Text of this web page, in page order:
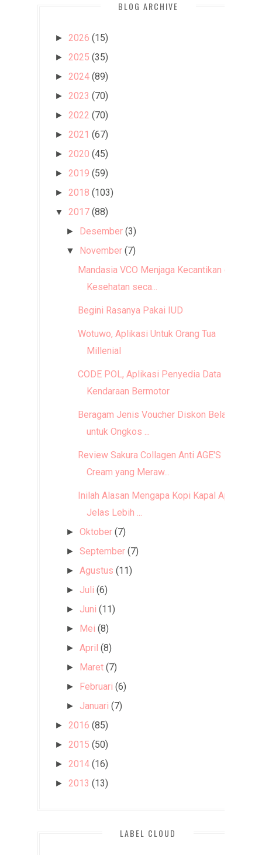
BLOG ARCHIVE
► 2026 (15)
► 2025 (35)
► 2024 (89)
► 2023 (70)
► 2022 (70)
► 2021 (67)
► 2020 (45)
► 2019 (59)
► 2018 (103)
▼ 2017 (88)
► Desember (3)
▼ November (7)
Mandasia VCO Menjaga Kecantikan dan
Kesehatan seca...
Begini Rasanya Pakai IUD
Wotuwo, Aplikasi Untuk Orang Tua
Millenial
CODE POL, Aplikasi Penyedia Data
Kendaraan Bermotor
Beragam Jenis Voucher Diskon Belanja
untuk Ongkos ...
Review Sakura Collagen Anti AGE'S
Cream yang Meraw...
Inilah Alasan Mengapa Kopi Kapal Api,
Jelas Lebih ...
►Oktober (7)
►September (7)
►Agustus (11)
► Juli (6)
► Juni (11)
► Mei (8)
►April (8)
► Maret (7)
► Februari (6)
► Januari (7)
► 2016 (85)
► 2015 (50)
► 2014 (16)
► 2013 (13)
LABEL CLOUD